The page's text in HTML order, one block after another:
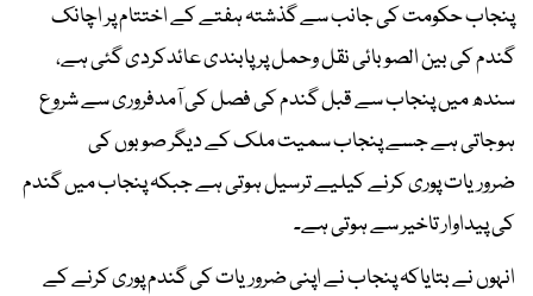
پنجاب حکومت کی جانب سے گذشتہ ہفتے کے اختتام پر اچانک
گندم کی بین الصوبائی نقل وحمل پر پابندی عائدکردی گئی ہے،
سندھ میں پنجاب سے قبل گندم کی فصل کی آمدفروری سے شروع
ہوجاتی ہے جسے پنجاب سمیت ملک کے دیگر صوبوں کی
ضروریات پوری کرنے کیلیے ترسیل ہوتی ہے جبکہ پنجاب میں گندم
کی پیداوار تاخیر سے ہوتی ہے۔
انہوں نے بتایاکہ پنجاب نے اپنی ضروریات کی گندم پوری کرنے کے